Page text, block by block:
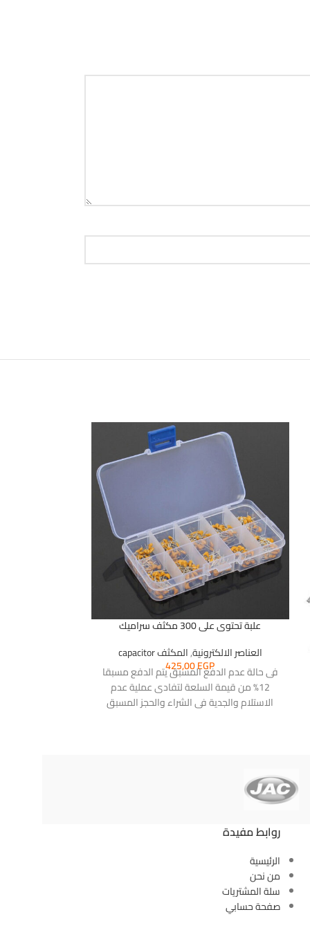
علبة تحتوى على 300 مكثف سراميك
العناصر الالكترونية,المكثف capacitor
425,00EGP
فى حالة عدم الدفع المسبق يتم الدفع مسبقا
12% من قيمة السلعة لتفادى عملية عدم
الاستلام والجدية فى الشراء والحجز المسبق
روابط مفيدة
الرئيسية
من نحن
سلة المشتريات
صفحة حسابي